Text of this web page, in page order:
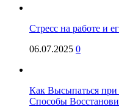
Стресс на работе и
06.07.2025 0
Как Высыпаться
Способы